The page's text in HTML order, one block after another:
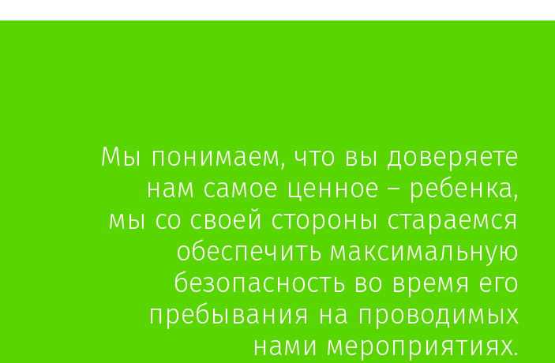
Мы понимаем, что вы доверяете
нам самое ценное – ребенка,
мы со своей стороны стараемся
обеспечить максимальную
безопасность во время его
пребывания на проводимых
нами мероприятиях.